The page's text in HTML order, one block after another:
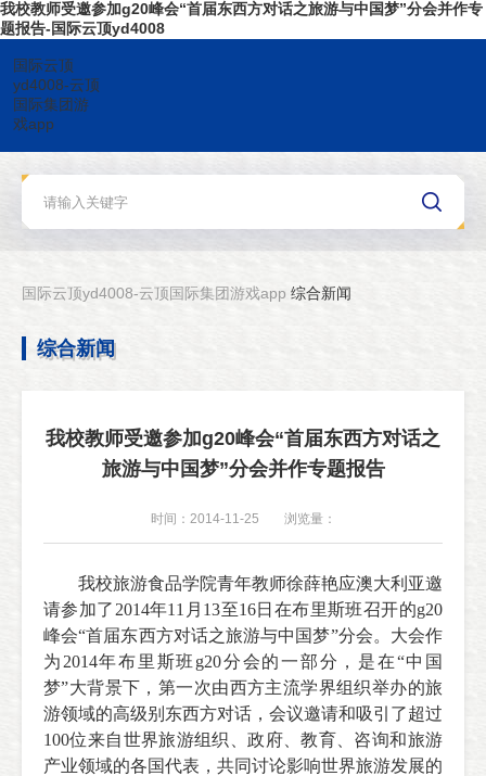
我校教师受邀参加g20峰会“首届东西方对话之旅游与中国梦”分会并作专
题报告-国际云顶yd4008
国际云顶
yd4008-云顶
国际集团游
戏app
国际云顶yd4008-云顶国际集团游戏app 综合新闻
综合新闻
我校教师受邀参加g20峰会“首届东西方对话之
旅游与中国梦”分会并作专题报告
时间：2014-11-25 浏览量：
我校旅游食品学院青年教师徐薛艳应澳大利亚邀
请参加了 2014年11 月 13至16日在布里斯班召开的g20
峰会“首届东西方对话之旅游与中国梦”分会。大会作
为 2014年布里斯班 g20分会的一部分，是在“中国
梦”大背景下，第一次由西方主流学界组织举办的旅
游领域的高级别东西方对话，会议邀请和吸引了超过
100位来自世界旅游组织、政府、教育、咨询和旅游
产业领域的各国代表，共同讨论影响世界旅游发展的